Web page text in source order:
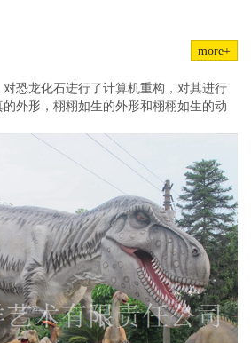
more+
恐龙化石进行了计算机重构，对其进行
外形，栩栩如生的外形和栩栩如生的动